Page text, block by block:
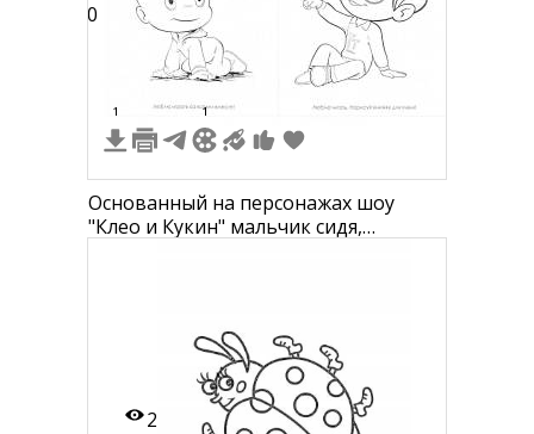
10
1 1
Основанный на персонажах шоу
"Клео и Кукин" мальчик сидя,
2